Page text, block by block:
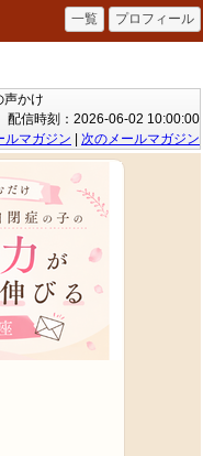
声かけ
配信時刻：2026-06-02 10:00:00
ルマガジン
次のメールマガジン